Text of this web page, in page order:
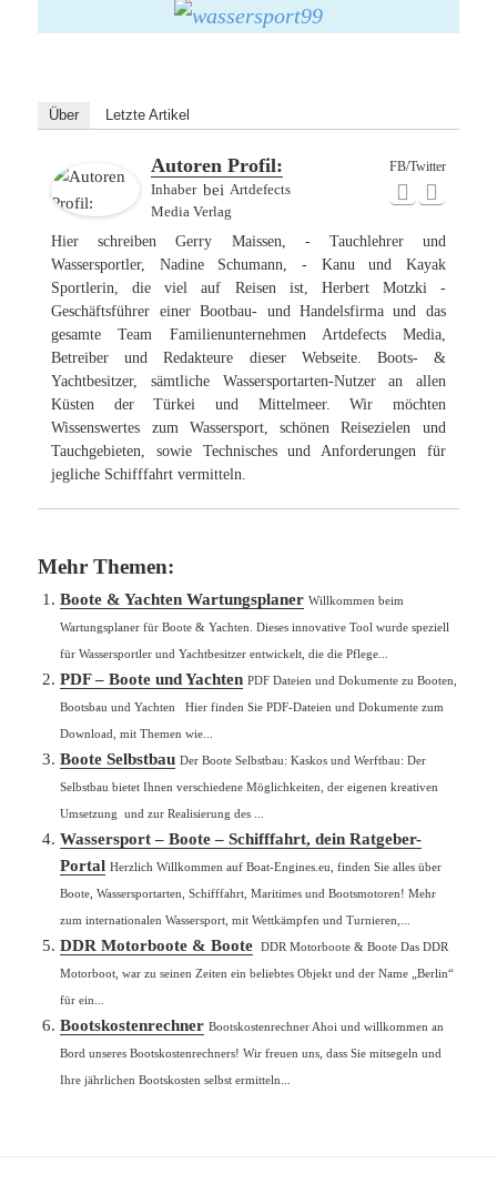
Über Letzte Artikel
FB/Twitter
Autoren Profil:
Inhaberbei Artdefects
Media Verlag
Hier schreiben Gerry Maissen, - Tauchlehrer und
Wassersportler, Nadine Schumann, - Kanu und Kayak
Sportlerin, die viel auf Reisen ist, Herbert Motzki -
Geschäftsführer einer Bootbau- und Handelsfirma und das
gesamte Team Familienunternehmen Artdefects Media,
Betreiber und Redakteure dieser Webseite. Boots- &
Yachtbesitzer, sämtliche Wassersportarten-Nutzer an allen
Küsten der Türkei und Mittelmeer. Wir möchten
Wissenswertes zum Wassersport, schönen Reisezielen und
Tauchgebieten, sowie Technisches und Anforderungen für
jegliche Schifffahrt vermitteln.
Mehr Themen:
Boote & Yachten Wartungsplaner Willkommen beim
Wartungsplaner für Boote & Yachten. Dieses innovative Tool wurde speziell
für Wassersportler und Yachtbesitzer entwickelt, die die Pflege...
PDF – Boote und Yachten PDF Dateien und Dokumente zu Booten,
Bootsbau und Yachten Hier finden Sie PDF-Dateien und Dokumente zum
Download, mit Themen wie...
Boote Selbstbau Der Boote Selbstbau: Kaskos und Werftbau: Der
Selbstbau bietet Ihnen verschiedene Möglichkeiten, der eigenen kreativen
Umsetzung und zur Realisierung des ...
Wassersport – Boote – Schifffahrt, dein Ratgeber-
Portal Herzlich Willkommen auf Boat-Engines.eu, finden Sie alles über
Boote, Wassersportarten, Schifffahrt, Maritimes und Bootsmotoren! Mehr
zum internationalen Wassersport, mit Wettkämpfen und Turnieren,...
DDR Motorboote & Boote DDR Motorboote & Boote Das DDR
Motorboot, war zu seinen Zeiten ein beliebtes Objekt und der Name „Berlin“
für ein...
Bootskostenrechner Bootskostenrechner Ahoi und willkommen an
Bord unseres Bootskostenrechners! Wir freuen uns, dass Sie mitsegeln und
Ihre jährlichen Bootskosten selbst ermitteln...